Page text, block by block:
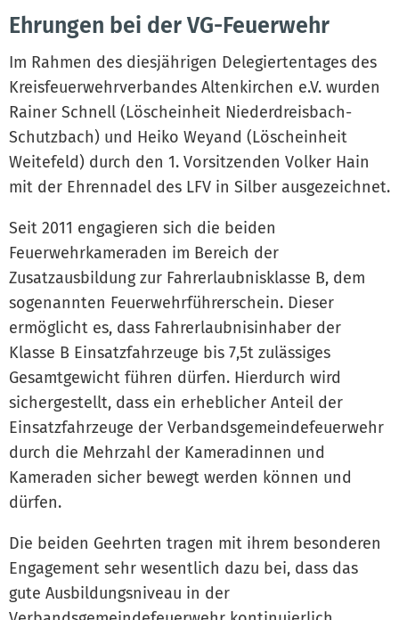
Ehrungen bei der VG-Feuerwehr
Im Rahmen des diesjährigen Delegiertentages des
Kreisfeuerwehrverbandes Altenkirchen e.V. wurden
Rainer Schnell (Löscheinheit Niederdreisbach-
Schutzbach) und Heiko Weyand (Löscheinheit
Weitefeld) durch den 1. Vorsitzenden Volker Hain
mit der Ehrennadel des LFV in Silber ausgezeichnet.
Seit 2011 engagieren sich die beiden
Feuerwehrkameraden im Bereich der
Zusatzausbildung zur Fahrerlaubnisklasse B, dem
sogenannten Feuerwehrführerschein. Dieser
ermöglicht es, dass Fahrerlaubnisinhaber der
Klasse B Einsatzfahrzeuge bis 7,5t zulässiges
Gesamtgewicht führen dürfen. Hierdurch wird
sichergestellt, dass ein erheblicher Anteil der
Einsatzfahrzeuge der Verbandsgemeindefeuerwehr
durch die Mehrzahl der Kameradinnen und
Kameraden sicher bewegt werden können und
dürfen.
Die beiden Geehrten tragen mit ihrem besonderen
Engagement sehr wesentlich dazu bei, dass das
gute Ausbildungsniveau in der